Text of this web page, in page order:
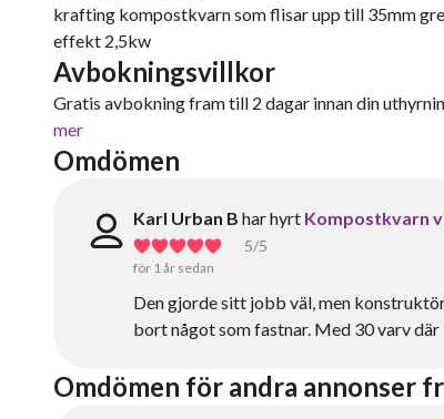
krafting kompostkvarn som flisar upp till 35mm
effekt 2,5kw
Avbokningsvillkor
Gratis avbokning fram till 2 dagar innan din
mer
Omdömen
Karl Urban B har hyrt Kompostkvarn
5/5
för 1 år sedan
Den gjorde sitt jobb väl, men
bort något som fastnar. Med 30 varv
Omdömen för andra annonser